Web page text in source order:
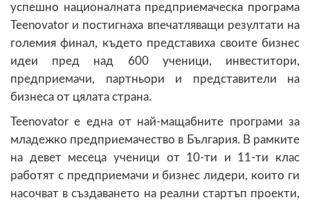
успешно националната предприемаческа програма
Teenovator и постигнаха впечатляващи резултати на
големия финал, където представиха своите бизнес
идеи пред над 600 ученици, инвеститори,
предприемачи, партньори и представители на
бизнеса от цялата страна.
Teenovator е една от най-мащабните програми за
младежко предприемачество в България. В рамките
на девет месеца ученици от 10-ти и 11-ти клас
работят с предприемачи и бизнес лидери, които ги
насочват в създаването на реални стартъп проекти,